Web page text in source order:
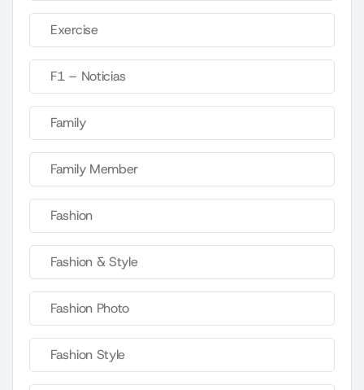
Exercise
F1 – Noticias
Family
Family Member
Fashion
Fashion & Style
Fashion Photo
Fashion Style